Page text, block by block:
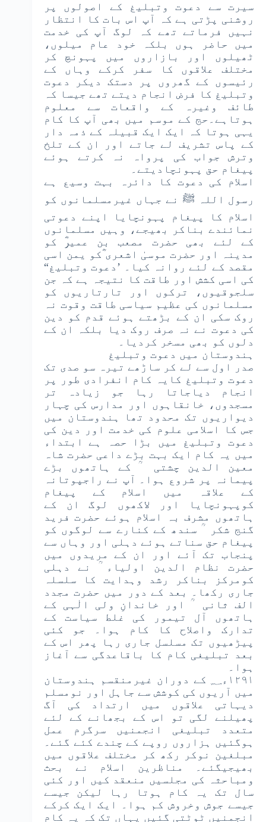
سیرت سے دعوت وتبلیغ کے اصولوں پر
روشنی پڑتی ہے کہ آپ اس بات کا انتظار
نہیں فرماتے تھے کہ لوگ آپ کی خدمت
میں حاضر ہوں بلکہ خود عام میلوں،
ٹھیلوں اور بازاروں میں پہونچ کر
مختلف علاقوں کا سفر کرکے وہاں کے
رئیسوں کے گھروں پر دستک دیکر دعوت
وتبلیغ کا فرض انجام دیتے تھے جیسا کہ
طائف وغیرہ کے واقعات سے معلوم
ہوتاہے۔حج کے موسم میں بھی آپ کا کام
یہی ہوتا کہ ایک ایک قبیلہ کے ذمہ دار
کے پاس تشریف لے جاتے اور ان کے تلخ
وترش جواب کی پرواہ نہ کرتے ہوئے
پیغام حق پہونچادیتے۔
اسلام کی دعوت کا دائرہ بہت وسیع ہے
رسول اللہ ﷺ نے جہاں غیرمسلمانوں کو
اسلام کا پیغام پہونچایا اپنے دعوتی
نمائندے بناکر بھیجے، وہیں مسلمانوں
کے لئے بھی حضرت مصعب بن عمیرؓ کو
مدینہ اور حضرت موسیٰ اشعری ؓکو یمن اسی
مقصد کے لئے روانہ کیا۔ ’دعوت وتبلیغ“
کی اسی کشش اور طاقت کا نتیجہ ہے کہ جن
سلجوقیوں، ترکوں اور تارتاریوں کو
مسلمانوں کی عظیم سیاسی طاقت وقوت نہ
روک سکی ان کے بڑھتے ہوئے قدم کو دین
کی دعوت نے نہ صرف روک دیا بلکہ ان کے
دلوں کو بھی مسخر کردیا۔
ہندوستان میں دعوت وتبلیغ
صدر اول سے لے کر ساڑھے تیرہ سو صدی تک
دعوت وتبلیغ کایہ کام انفرادی طور پر
انجام دیاجاتا رہا جو زیادہ تر
مسجدوں، خانقاہوں اور مدارس کی چہار
دیواریوں تک محدود تھا ہندوستان میں
جس کا اسلامی علوم کی خدمت اور دین کی
دعوت وتبلیغ میں بڑا حصہ ہے ابتداء
میں یہ کام ایک بہت بڑے داعی حضرت شاہ
معین الدین چشتی ؒ کے ہاتھوں بڑے
پیمانہ پر شروع ہوا۔ آپ نے راجپوتانہ
کے علاقہ میں اسلام کے پیغام
کوپہونچایا اور لاکھوں لوگ ان کے
ہاتھوں مشرف بہ اسلام ہوئے حضرت فرید
گنج شکر ؒ سندھ کے کنارے سے لوگوں کو
پیغام حق سناتے ہوئے دہلی اور وہاں سے
پنجاب تک آئے اور ان کے مریدوں میں
حضرت نظام الدین اولیاء ؒ نے دہلی
کومرکز بناکر رشد وہدایت کا سلسلہ
جاری رکھا۔ بعد کے دور میں حضرت مجدد
الف ثانی ؒ اور خاندانِ ولی الٰہی کے
ہاتھوں آل تیمور کی غلط سیاست کے
تدارک واصلاح کا کام ہوا۔ جو کئی
پیڑھیوں تک مسلسل جاری رہا پھر اس کے
بعد تبلیغی کام کا باقاعدگی سے آغاز
ہوا۔
۱۲۹۱ء؁ کے دوران غیرمنقسم ہندوستان
میں آریوں کی کوشش سے جاہل اور نومسلم
دیہاتی علاقوں میں ارتداد کی آگ
پھیلنے لگی تو اس کے بجھانے کے لئے
متعدد تبلیغی انجمنیں سرگرم عمل
ہوگئیں ہزاروں روپے کے چندے کئے گئے۔
مبلغین نوکر رکھ کر مختلف علاقوں میں
بھیجیگئے۔ مناظرین اسلام نے بحث
ومباحثہ کی مجلسیں منعقد کیں اور کئی
سال تک یہ کام ہوتا رہا لیکن جیسے
جیسے جوش وخروش کم ہوا۔ ایک ایک کرکے
انجمنیں ٹوٹتی گئیں یہاں تک کہ یہ کام